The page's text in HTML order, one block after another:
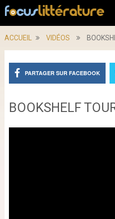
ACCUEIL VIDÉOS
PARTAGER SUR FACEBOOK
BOOKSHELF